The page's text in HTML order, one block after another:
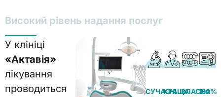
Високий рівень надання послуг
У клініці
«Актавія»
лікування
проводиться
СУЧАСНІКРАЩАВЛАСНА
100%